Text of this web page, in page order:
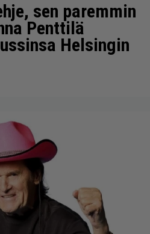
sen paremmin
Penttilä
Helsingin